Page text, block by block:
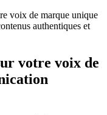
voix de marque unique
authentiques et
votre voix de